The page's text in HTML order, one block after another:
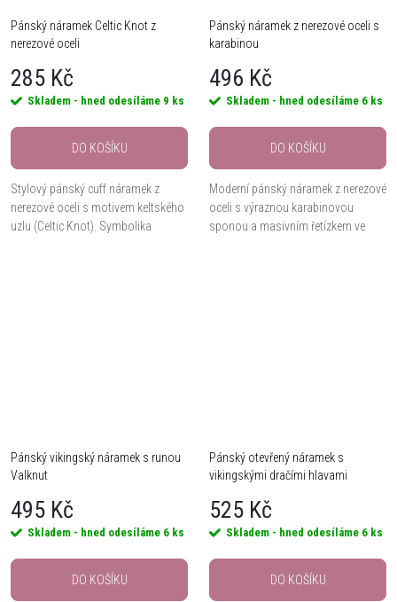
Pánský náramek Celtic Knot z
nerezové oceli
285 Kč
Skladem - hned odesíláme 9 ks
DO KOŠÍKU
Stylový pánský cuff náramek z
nerezové oceli s motivem keltského
uzlu (Celtic Knot). Symbolika
Pánský náramek z nerezové oceli s
karabinou
496 Kč
Skladem - hned odesíláme 6 ks
DO KOŠÍKU
Moderní pánský náramek z nerezové
oceli s výraznou karabinovou
sponou a masivním řetízkem ve
Pánský vikingský náramek s runou
Valknut
495 Kč
Skladem - hned odesíláme 6 ks
DO KOŠÍKU
Pánský otevřený náramek s
vikingskými dračími hlavami
525 Kč
Skladem - hned odesíláme 6 ks
DO KOŠÍKU